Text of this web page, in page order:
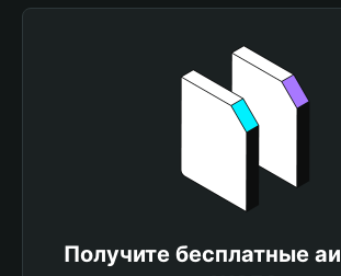
Получите бесплатные